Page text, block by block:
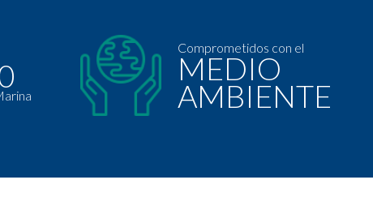
Comprometidos con el
MEDIO
AMBIENTE